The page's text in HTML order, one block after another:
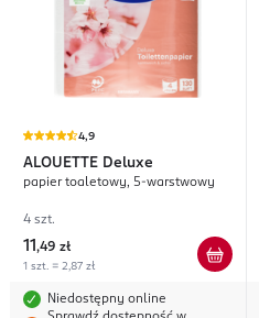
4,9
ALOUETTE Deluxe
papier toaletowy, 5-warstwowy
4 szt.
11 ,49 zł
1 szt. = 2,87 zł
Niedostępny online